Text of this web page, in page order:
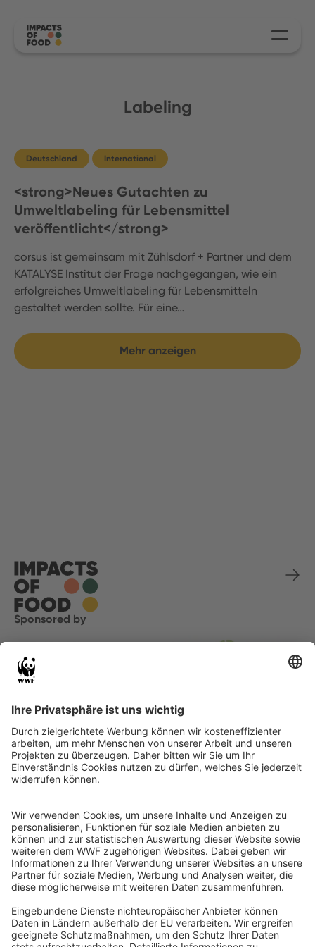
Labeling
Deutschland International
<strong>Neues Gutachten zu
Umweltlabeling für Lebensmittel
veröffentlicht</strong>
corsus ist gemeinsam mit Zühlsdorf + Partner und dem
KATALYSE Institut der Frage nachgegangen, wie ein
erfolgreiches Umweltlabeling für Lebensmitteln
gestaltet werden sollte. Für eine…
Mehr anzeigen
Sponsored by
Project partners